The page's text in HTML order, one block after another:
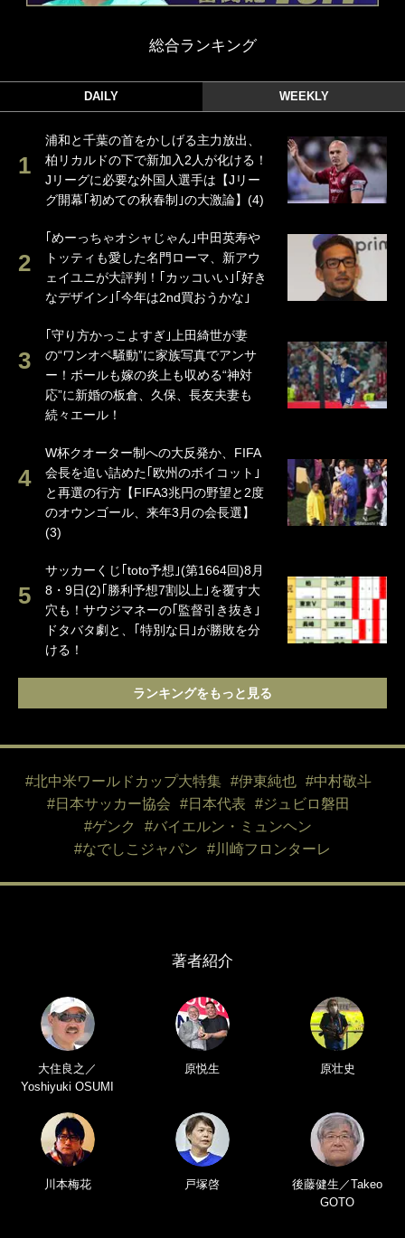
総合ランキング
DAILY WEEKLY
浦和と千葉の首をかしげる主力放出、
柏リカルドの下で新加入2人が化ける！
Jリーグに必要な外国人選手は【Jリー
グ開幕｢初めての秋春制｣の大激論】(4)
｢めーっちゃオシャじゃん｣中田英寿や
トッティも愛した名門ローマ、新アウ
ェイユニが大評判！｢カッコいい｣｢好き
なデザイン｣｢今年は2nd買おうかな｣
｢守り方かっこよすぎ｣上田綺世が妻
の“ワンオペ騒動”に家族写真でアンサ
ー！ボールも嫁の炎上も収める“神対
応”に新婚の板倉、久保、長友夫妻も
続々エール！
W杯クオーター制への大反発か、FIFA
会長を追い詰めた｢欧州のボイコット｣
と再選の行方【FIFA3兆円の野望と2度
のオウンゴール、来年3月の会長選】
(3)
サッカーくじ｢toto予想｣(第1664回)8月
8・9日(2)｢勝利予想7割以上｣を覆す大
穴も！サウジマネーの｢監督引き抜き｣
ドタバタ劇と、｢特別な日｣が勝敗を分
ける！
ランキングをもっと見る
#北中米ワールドカップ大特集 #伊東純也
#中村敬斗
#日本サッカー協会
#日本代表
#ジュビロ磐田
#ゲンク
#バイエルン・ミュンヘン
#なでしこジャパン
#川崎フロンターレ
著者紹介
大住良之／
Yoshiyuki OSUMI
原悦生 原壮史
川本梅花 戸塚啓
後藤健生／Takeo
GOTO